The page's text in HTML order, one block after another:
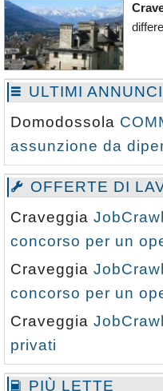
ULTIMI ANNUNCI
Domodossola
assunzione da
OFFERTE DI
Craveggia
concorso per un
Craveggia
concorso per un
Craveggia
privati
PIÙ LETTE